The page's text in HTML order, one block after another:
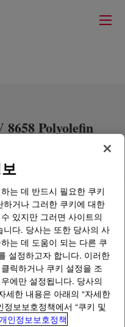
Polyolefin
Polyolefin
는 데 반드시 필요한 쿠키
거나 그러한 쿠키에 대한
있지만 그러면 사이트의
다. 당사는 또한 당사의 사
는 데 도움이 되는 다른 쿠
설정하고자 합니다. 이러한
릭하거나 쿠키 설정을 조
에만 설정됩니다. 당사의
세한 내용은 아래의 “자세한
보보호정책에서 “쿠키 및
인정보보호정책